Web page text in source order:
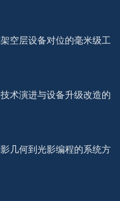
空层设备对位的毫米级工
术演进与设备升级改造的
几何到光影编程的系统方